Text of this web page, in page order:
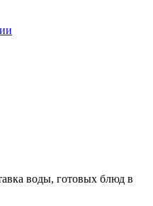
воды, готовых блюд в